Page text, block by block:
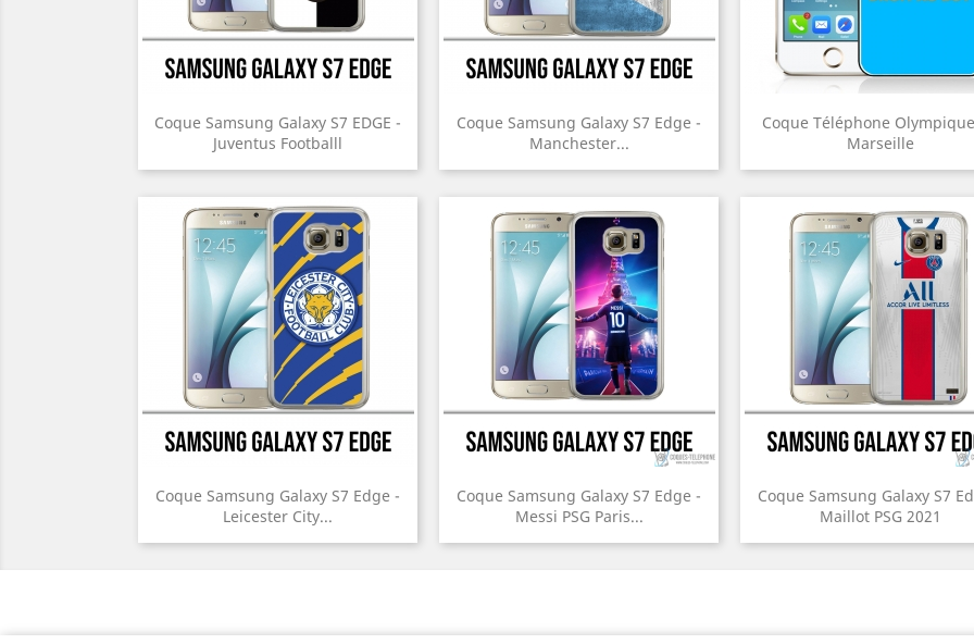
Coque Samsung Galaxy S7 EDGE -
Juventus Footballl
Coque Samsung Galaxy S7 Edge -
Manchester...
Coque Téléphone
Marseille
Coque Samsung Galaxy S7 Edge -
Leicester City...
Coque Samsung Galaxy S7 Edge -
Messi PSG Paris...
Coque Samsung Galaxy S7
Maillot PSG 2021